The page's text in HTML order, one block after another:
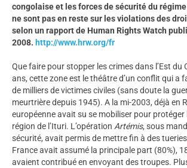
congolaise et les forces de sécurité du
ne sont pas en reste sur les violations des
selon un rapport de Human Rights Watch
2008. http://www.hrw.org/fr
Que faire pour stopper les crimes dans l’Est du
ans, cette zone est le théâtre d’un conflit qui a
de milliers de victimes civiles (sans doute la
meurtrière depuis 1945). A la mi-2003, déjà en
européenne avait su se mobiliser pour protéger
région de l’Ituri. L’opération Artémis, sous
sécurité, avait permis de mettre fin à des
France avait assumé la principale part (80%),
avaient contribué en envoyant des troupes.